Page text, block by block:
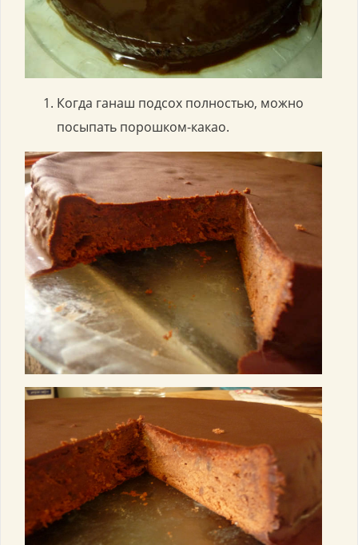
Когда ганаш подсох полностью, можно
посыпать порошком-какао.